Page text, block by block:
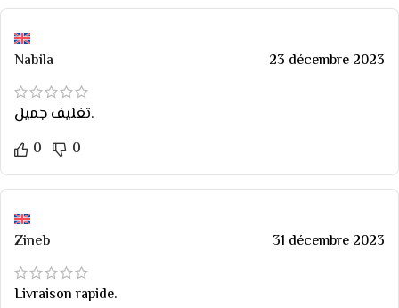
Nabila 23 décembre 2023
تغليف جميل.
0
0
Zineb 31 décembre 2023
Livraison rapide.